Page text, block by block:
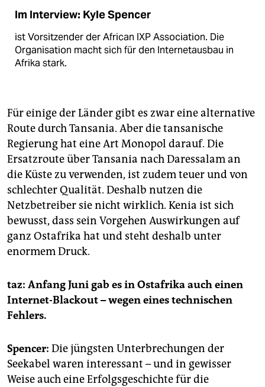
Im Interview: Kyle Spencer
ist Vorsitzender der African IXP Asso­ciation. Die
Organisation macht sich für den Internet­ausbau in
Afrika stark.
Für einige der Länder gibt es zwar eine alternative
Route durch Tansania. Aber die tansanische
Regierung hat eine Art Monopol darauf. Die
Ersatzroute über Tansania nach Daressalam an
die Küste zu verwenden, ist zudem teuer und von
schlechter Qualität. Deshalb nutzen die
Netzbetreiber sie nicht wirklich. Kenia ist sich
bewusst, dass sein Vorgehen Auswirkungen auf
ganz Ostafrika hat und steht deshalb unter
enormem Druck.
taz: Anfang Juni gab es in Ostafrika auch einen
Internet-Blackout – wegen eines technischen
Fehlers.
Spencer: Die jüngsten Unterbrechungen der
Seekabel waren interessant – und in gewisser
Weise auch eine Erfolgsgeschichte für die